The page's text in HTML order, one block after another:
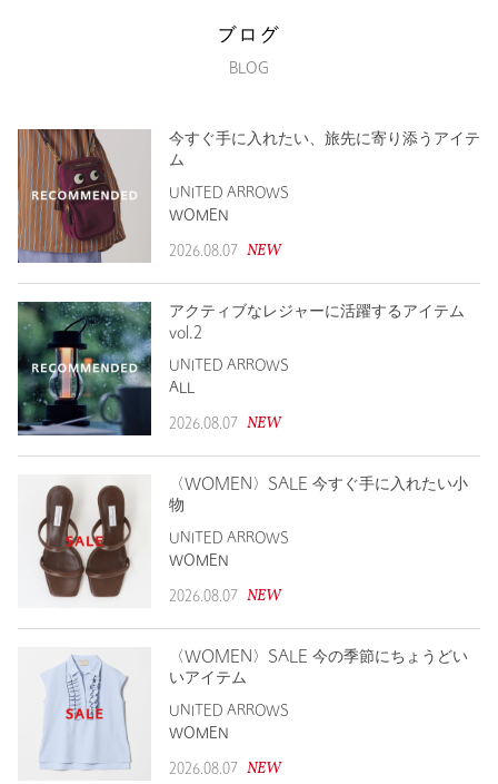
ブログ
BLOG
今すぐ手に入れたい、旅先に寄り添うアイテ
ム
UNITED ARROWS
WOMEN
2026.08.07 NEW
アクティブなレジャーに活躍するアイテム
vol.2
UNITED ARROWS
ALL
2026.08.07 NEW
〈WOMEN〉SALE 今すぐ手に入れたい小
物
UNITED ARROWS
WOMEN
2026.08.07 NEW
〈WOMEN〉SALE 今の季節にちょうどい
いアイテム
UNITED ARROWS
WOMEN
2026.08.07 NEW